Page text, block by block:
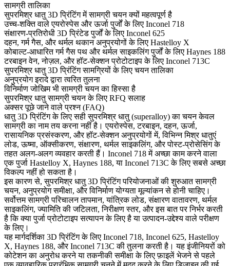
सामग्री तालिका
सुपरमिश्र धातु 3D प्रिंटिंग में सामग्री चयन क्यों महत्वपूर्ण है
उच्च-शक्ति वाले एयरोस्पेस और ऊर्जा पुर्जों के लिए Inconel 718
संक्षारण-प्रतिरोधी 3D प्रिंटेड पुर्जों के लिए Inconel 625
दहन, गर्म गैस, और थर्मल थकान अनुप्रयोगों के लिए Hastelloy X
कोबाल्ट-आधारित गर्म गैस पथ और थर्मल साइकलिंग पुर्जों के लिए Haynes 188
टरबाइन वेन, नोज़ल, और हॉट-सेक्शन प्रोटोटाइप के लिए Inconel 713C
सुपरमिश्र धातु 3D प्रिंटिंग सामग्रियों के लिए चयन तालिका
अनुप्रयोग इरादे द्वारा त्वरित तुलना
विनिर्माण जोखिम भी सामग्री चयन का हिस्सा है
सुपरमिश्र धातु सामग्री चयन के लिए RFQ सलाह
अक्सर पूछे जाने वाले प्रश्न (FAQ)
धातु 3D प्रिंटिंग के लिए सही सुपरमिश्र धातु (superalloy) का चयन केवल
सामग्री का नाम तय करना नहीं है। एयरोस्पेस, टरबाइन, दहन, ऊर्जा,
रासायनिक प्रसंस्करण, और हॉट-सेक्शन अनुप्रयोगों में, विभिन्न मिश्र धातुएं
लोड, ऊष्मा, ऑक्सीकरण, संक्षारण, थर्मल साइकलिंग, और पोस्ट-प्रोसेसिंग के
तहत अलग-अलग व्यवहार करती हैं। Inconel 718 में अच्छा काम करने वाला
एक पुर्जा Hastelloy X, Haynes 188, या Inconel 713C के लिए सबसे अच्छा
विकल्प नहीं हो सकता है।
इस कारण से,सुपरमिश्र धातु 3D प्रिंटिंगपरियोजनाओं की शुरुआत सामग्री
चयन, अनुप्रयोग समीक्षा, और विनिर्माण योग्यता मूल्यांकन से होनी चाहिए।
सर्वोत्तम सामग्री परिचालन तापमान, यांत्रिक लोड, संक्षारण वातावरण, थर्मल
साइकलिंग, ज्यामिति की जटिलता, निरीक्षण स्तर, और इस बात पर निर्भर करती
है कि क्या पुर्जा प्रोटोटाइप सत्यापन के लिए है या उत्पादन-उद्देश्य वाले परीक्षण
के लिए।
यह मार्गदर्शिका 3D प्रिंटिंग के लिए Inconel 718, Inconel 625, Hastelloy
X, Haynes 188, और Inconel 713C की तुलना करती है। यह इंजीनियरों को
कोटेशन का अनुरोध करने या तकनीकी समीक्षा के लिए फ़ाइलें भेजने से पहले